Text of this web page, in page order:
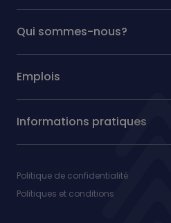
Qui sommes-nous?
Emplois
Informations pratiques
Politique de confidentialité
Politiques et conditions